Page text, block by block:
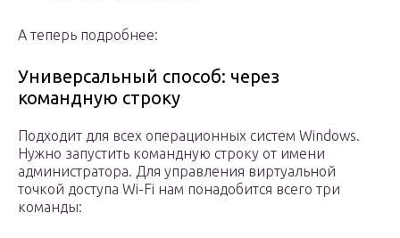
А теперь подробнее:
Универсальный способ: через
командную строку
Подходит для всех операционных систем Windows.
Нужно запустить командную строку от имени
администратора. Для управления виртуальной
точкой доступа Wi-Fi нам понадобится всего три
команды: